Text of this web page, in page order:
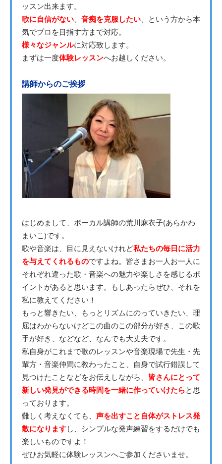
ッスン出来ます。
歌に自信がない 音痴を克服したい 、という方から本
気でプロを目指す方まで対応。
様々なジャンルに対応致します。
まずは一度体験レッスンへお越しください。
講師からのご挨拶
はじめまして、ボーカル講師の荒川麻衣子(あらかわ
まいこ)です。
歌や音楽は、目に見えないけれど私たちの毎日に活力
を与えてくれるものですよね。皆さまお一人お一人に
それぞれ違った歌・音楽への魅力や楽しさを感じるポ
イントがあると思います。もしあったらぜひ、それを
私に教えてください！
もっと響きたい、もっとリズムにのっていきたい、理
屈はわからないけどこの曲のこの部分が好き、この歌
手が好き、などなど、なんでも大丈夫です。
私自身がこれまで歌のレッスンや音楽現場で先生・先
輩方・音楽仲間に教わったこと、自身で試行錯誤して
見つけたことなどをお伝えしながら、 皆さんにとって
新しい発見ができる時間を一緒に作っていけたらと思
っております。
難しく考えなくても、 声を出すこと自体がストレス発
散になりますし、シンプルな発声練習をするだけでも
楽しいものですよ！
ぜひお気軽に体験レッスンへご参加くださいませ。